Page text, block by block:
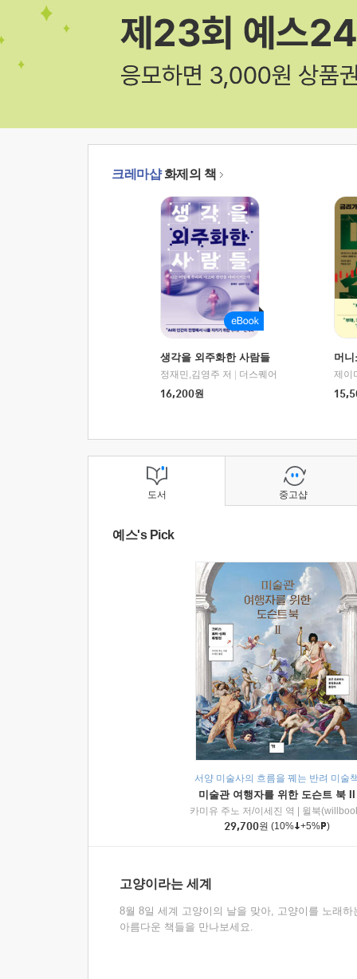
크레마샵화제의 책
생각을 외주화한 사람들
정재민,김영주 저
더스퀘어
16,200원
머
도서
예스's Pick
서양 미술사의 흐름을 꿰는 반려 미술
미술관 여행자를 위한 도슨트 북 II
카미유 주노 저/이세진 역
윌북
29,700원 (10% +5% )
고양이라는 세계
8월 8일 세계 고양이의 날을 맞아, 고양이를 노래하
아름다운 책들을 만나보세요.
중고샵